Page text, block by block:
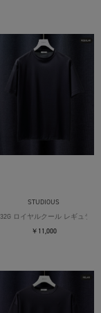
ャツ
STUDIOUS
32G ロイヤルクール レギュラー
￥11,000